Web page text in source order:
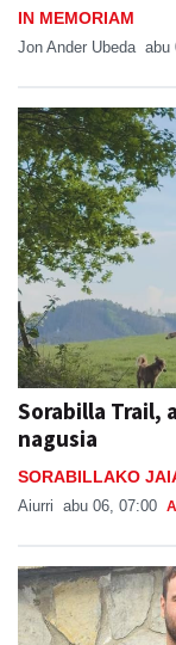
IN MEMORIAM
Jon Ander Ubeda abu
Sorabilla Trail,
nagusia
SORABILLAKO
Aiurri abu 06, 07:00